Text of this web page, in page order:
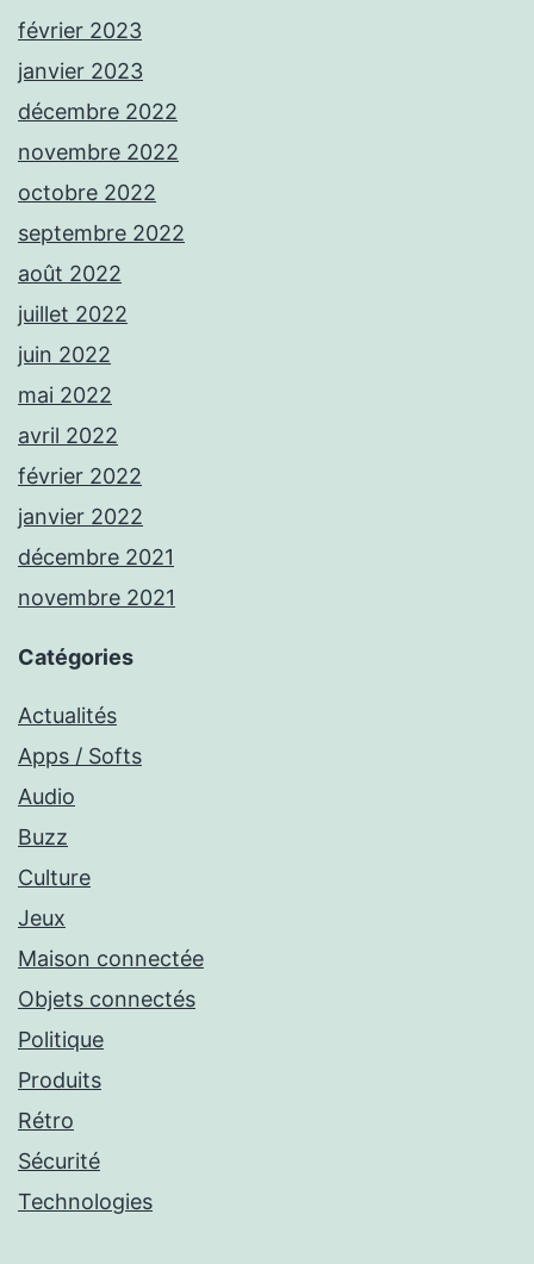
février 2023
janvier 2023
décembre 2022
novembre 2022
octobre 2022
septembre 2022
août 2022
juillet 2022
juin 2022
mai 2022
avril 2022
février 2022
janvier 2022
décembre 2021
novembre 2021
Catégories
Actualités
Apps / Softs
Audio
Buzz
Culture
Jeux
Maison connectée
Objets connectés
Politique
Produits
Rétro
Sécurité
Technologies